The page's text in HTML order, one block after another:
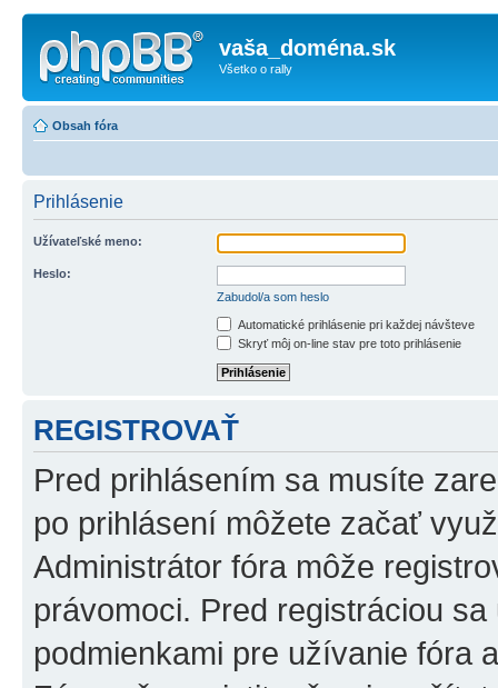
vaša_doména.sk
Všetko o rally
Obsah fóra
Prihlásenie
Užívateľské meno:
Heslo:
Zabudol/a som heslo
Automatické prihlásenie pri každej návšteve
Skryť môj on-line stav pre toto prihlásenie
REGISTROVAŤ
Pred prihlásením sa musíte
po prihlásení môžete začať
Administrátor fóra môže
právomoci. Pred registráciou
podmienkami pre užívanie fóra